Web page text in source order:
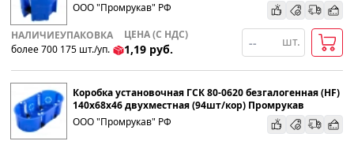
Убыванию цены
ООО "Промрукав" РФ
НАЛИЧИЕ
более 700
УПАКОВКА
175 шт./уп.
ЦЕНА (С НДС)
1,19 руб.
шт.
Коробка установочная ГСК 80-0620 безгалогенная (HF)
140х68х46 двухместная (94шт/кор) Промрукав
ООО "Промрукав" РФ